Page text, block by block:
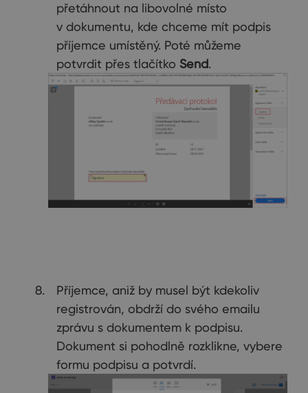
přetáhnout na libovolné místo
v dokumentu, kde chceme mít podpis
příjemce umístěný. Poté můžeme
potvrdit přes tlačítko Send.
Příjemce, aniž by musel být kdekoliv
registrován, obdrží do svého emailu
zprávu s dokumentem k podpisu.
Dokument si pohodlně rozklikne, vybere
formu podpisu a potvrdí.